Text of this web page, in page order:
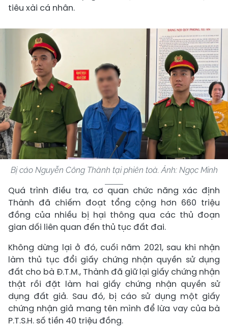
tiêu xài cá nhân.
Bị cáo Nguyễn Công Thành tại phiên toà. Ảnh: Ngọc Minh
Quá trình điều tra, cơ quan chức năng xác định
Thành đã chiếm đoạt tổng cộng hơn 660 triệu
đồng của nhiều bị hại thông qua các thủ đoạn
gian dối liên quan đến thủ tục đất đai.
Không dừng lại ở đó, cuối năm 2021, sau khi nhận
làm thủ tục đổi giấy chứng nhận quyền sử dụng
đất cho bà Đ.T.M., Thành đã giữ lại giấy chứng nhận
thật rồi đặt làm hai giấy chứng nhận quyền sử
dụng đất giả. Sau đó, bị cáo sử dụng một giấy
chứng nhận giả mang tên mình để lừa vay của bà
P.T.S.H. số tiền 40 triệu đồng.